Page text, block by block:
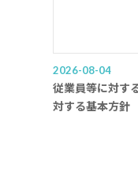
2026-08-04
従業員等に対す
対する基本方針